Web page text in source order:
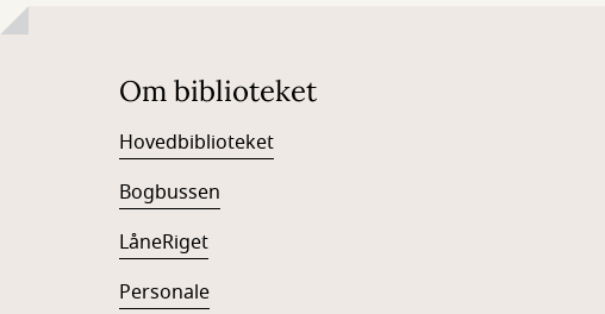
Om biblioteket
Hovedbiblioteket
Bogbussen
LåneRiget
Personale